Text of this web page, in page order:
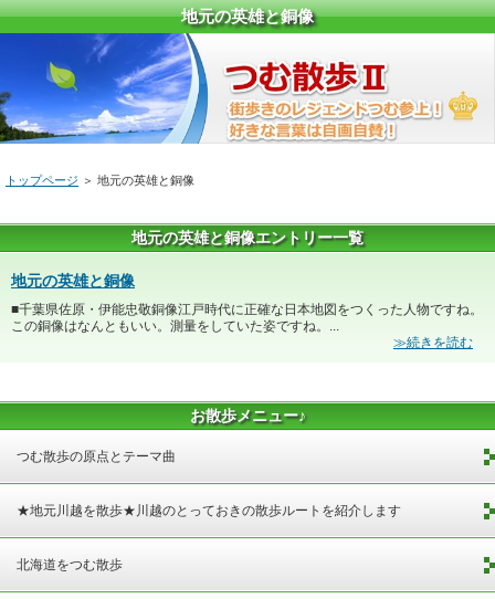
地元の英雄と銅像
トップページ ＞ 地元の英雄と銅像
地元の英雄と銅像エントリー一覧
地元の英雄と銅像
■千葉県佐原・伊能忠敬銅像江戸時代に正確な日本地図をつくった人物ですね。
この銅像はなんともいい。測量をしていた姿ですね。...
≫続きを読む
お散歩メニュー♪
つむ散歩の原点とテーマ曲
★地元川越を散歩★川越のとっておきの散歩ルートを紹介します
北海道をつむ散歩